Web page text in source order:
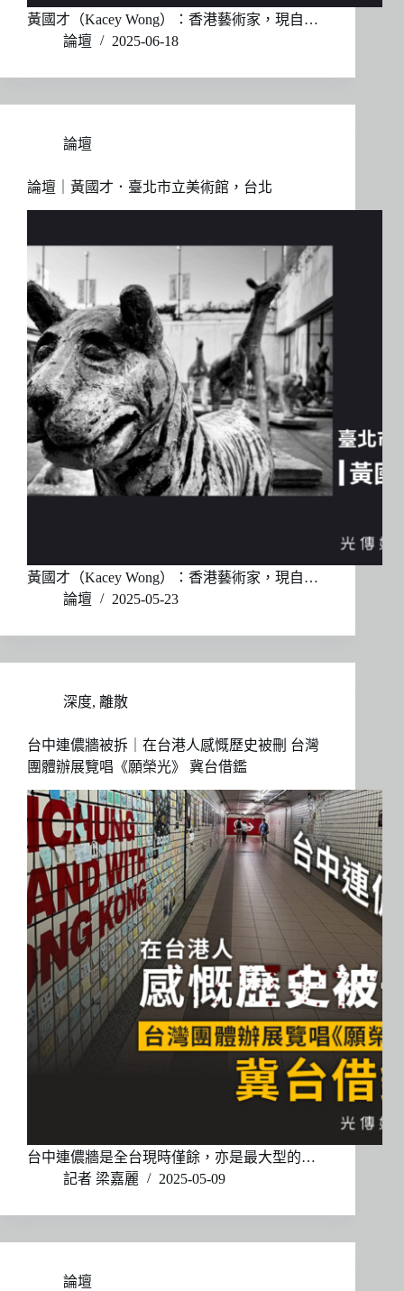
黃國才（Kacey Wong）：香港藝術家，現自…
論壇
2025-06-18
論壇
論壇｜黃國才．臺北市立美術館，台北
黃國才（Kacey Wong）：香港藝術家，現自…
論壇
2025-05-23
深度, 離散
台中連儂牆被拆｜在台港人感慨歷史被刪 台灣
團體辦展覽唱《願榮光》 冀台借鑑
台中連儂牆是全台現時僅餘，亦是最大型的…
記者 梁嘉麗
2025-05-09
論壇